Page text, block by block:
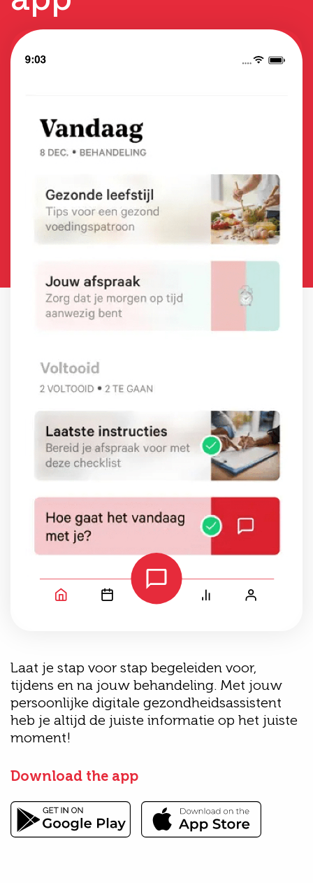
Laat je stap voor stap begeleiden voor,
tijdens en na jouw behandeling. Met jouw
persoonlijke digitale gezondheidsassistent
heb je altijd de juiste informatie op het juiste
moment!
Download the app